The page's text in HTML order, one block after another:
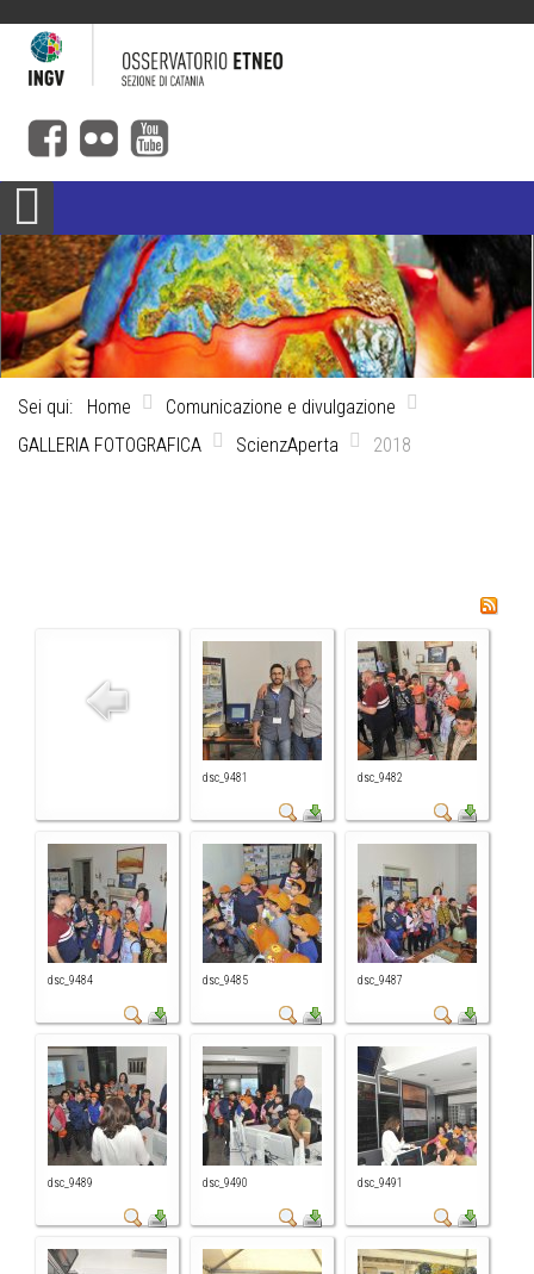
Sei qui: Home
Comunicazione e divulgazione
GALLERIA FOTOGRAFICA
ScienzAperta 2018
dsc_9481 dsc_9482
dsc_9484 dsc_9485 dsc_9487
dsc_9489 dsc_9490 dsc_9491